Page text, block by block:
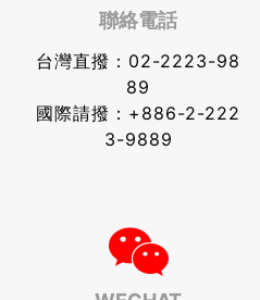
聯絡電話
台灣直撥： 02-2223-98
89
國際請撥： +886-2-222
3-9889